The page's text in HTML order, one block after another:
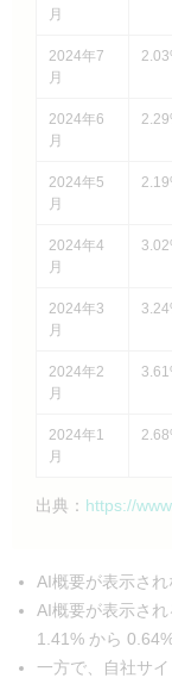
月
2024年7
月
2024年6
月
2024年5
月
2024年4
月
2024年3
月
2024年2
月
2024年1
月
出典： https://
AI概要が表示さ
AI概要が表示さ
1.41% から
一方で、自社サ